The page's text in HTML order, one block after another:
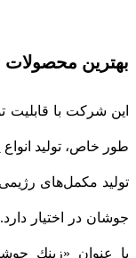
بهترین محصولات
این شركت با قابلیت
طور خاص، تولید انواع
تولید مكمل‌های
جوشان در اختیار